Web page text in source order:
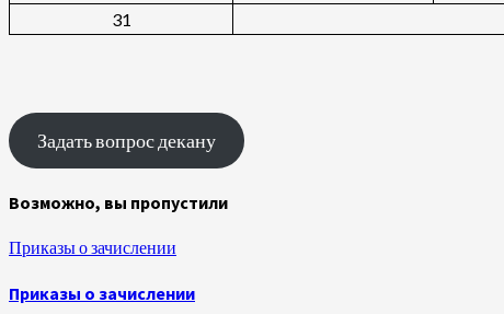
31
Задать вопрос декану
Возможно, вы пропустили
Приказы о зачислении
Приказы о зачислении